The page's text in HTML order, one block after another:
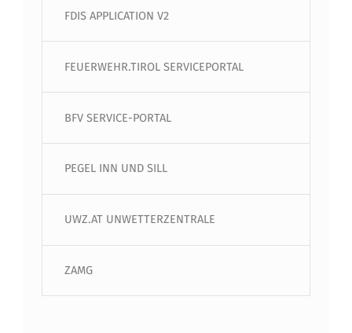
FDIS APPLICATION V2
FEUERWEHR.TIROL SERVICEPORTAL
BFV SERVICE-PORTAL
PEGEL INN UND SILL
UWZ.AT UNWETTERZENTRALE
ZAMG